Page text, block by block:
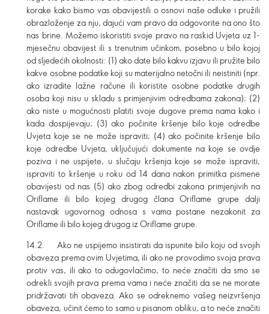
korake kako bismo vas obavijestili o osnovi naše odluke i pružili
obrazloženje za nju, dajući vam pravo da odgovorite na ono što
nas brine. Možemo iskoristiti svoje pravo na raskid Uvjeta uz 1-
mjesečnu obavijest ili s trenutnim učinkom, posebno u bilo kojoj
od sljedećih okolnosti: (1) ako date bilo kakvu izjavu ili pružite bilo
kakve osobne podatke koji su materijalno netočni ili neistiniti (npr.
ako izradite lažne račune ili koristite osobne podatke drugih
osoba koji nisu u skladu s primjenjivim odredbama zakona); (2)
ako niste u mogućnosti platiti svoje dugove prema nama kako i
kada dospijevaju; (3) ako počinite kršenje bilo koje odredbe
Uvjeta koje se ne može ispraviti; (4) ako počinite kršenje bilo
koje odredbe Uvjeta, uključujući dokumente na koje se ovdje
poziva i ne uspijete, u slučaju kršenja koje se može ispraviti,
ispraviti to kršenje u roku od 14 dana nakon primitka pismene
obavijesti od nas (5) ako zbog odredbi zakona primjenjivih na
Oriflame ili bilo kojeg drugog člana Oriflame grupe dalji
nastavak ugovornog odnosa s vama postane nezakonit za
Oriflame ili bilo kojeg drugog iz Oriflame grupe.
14.2. Ako ne uspijemo insistirati da ispunite bilo koju od svojih
obaveza prema ovim Uvjetima, ili ako ne provodimo svoja prava
protiv vas, ili ako to odugovlačimo, to neće značiti da smo se
odrekli svojih prava prema vama i neće značiti da se ne morate
pridržavati tih obaveza. Ako se odreknemo vašeg neizvršenja
obaveza, učinit ćemo to samo u pisanom obliku, a to neće značiti